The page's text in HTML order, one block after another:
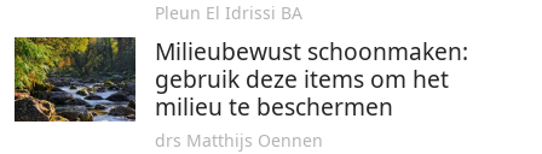
Pleun El Idrissi BA
Milieubewust schoonmaken:
gebruik deze items om het
milieu te beschermen
drs Matthijs Oennen